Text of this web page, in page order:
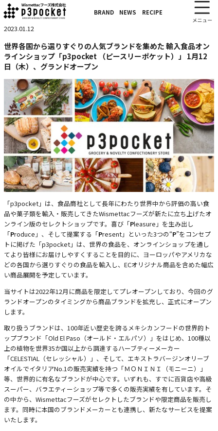
BRAND NEWS RECIPE
2023.01.12
世界各国から選りすぐりの人気ブランドを集めた 輸入食品オン
ラインショップ「p3pocket （ピースリーポケット）」 1月12
日（木）、グランドオープン
「p3pocket」は、食品商社として長年にわたり世界中から評価の高い食
品や菓子類を輸入・販売してきたWismettacフーズが新たに立ち上げたオ
ンライン版のセレクトショップです。喜び「Pleasure」を生み出し
「Produce」、そして提案する「Present」といった3つの“P”をコンセプ
トに掲げた「p3pocket」は、世界の食品を、オンラインショップを通し
てより皆様にお届けしやすくすることを目的に、ヨーロッパやアメリカな
どの各国から選りすぐりの食品を輸入し、ECオリジナル商品を含めた幅広
い商品展開を予定しています。
当サイトは2022年12月に商品を限定してプレオープンしており、今回のグ
ランドオープンのタイミングから商品ブランドを拡充し、正式にオープン
します。
取り扱うブランドは、100年近い歴史を誇るメキシカンフードの世界的ト
ップブランド「Old El Paso（オールド・エルパソ）」をはじめ、100種以
上の植物を世界35か国以上から調達するハーブティーメーカー
「CELESTIAL（セレッシャル）」、そして、エキストラバージンオリーブ
オイルでイタリアNo.1の販売実績を持つ「ＭＯＮＩＮＩ（モニーニ）」
等、世界的に有名なブランドが中心です。いずれも、すでに百貨店や高級
スーパー、バラエティーショップ等で多くの販売実績を有しています。そ
の中から、Wismettacフーズがセレクトしたブランドや限定商品を販売し
ます。同時に本国のブランドメーカーとも連携し、新たなサービスを提案
いたします。